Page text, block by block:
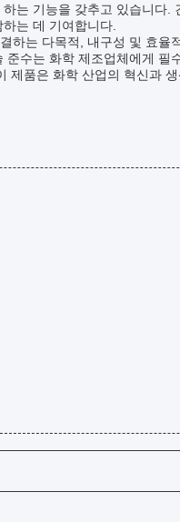
는 기능을 갖추고 있습니다.
는 데 기여합니다.
하는 다목적, 내구성 및 효율
수는 화학 제조업체에게 필
제품은 화학 산업의 혁신과